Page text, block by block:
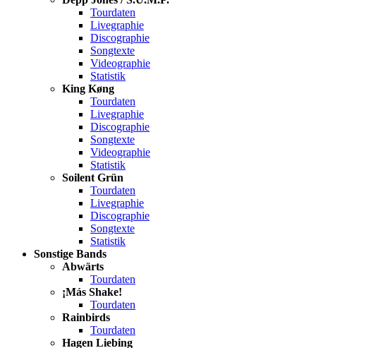
Tourdaten
Livegraphie
Discographie
Songtexte
Videographie
Statistik
King Køng
Tourdaten
Livegraphie
Discographie
Songtexte
Videographie
Statistik
Soilent Grün
Tourdaten
Livegraphie
Discographie
Songtexte
Statistik
Sonstige Bands
Abwärts
Tourdaten
¡Más Shake!
Tourdaten
Rainbirds
Tourdaten
Hagen Liebing